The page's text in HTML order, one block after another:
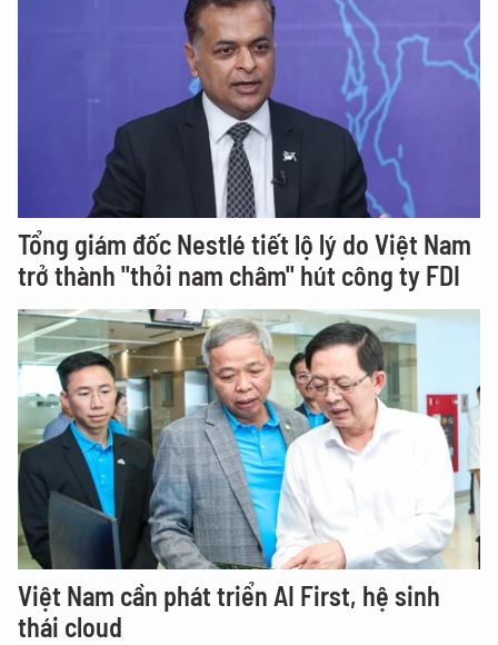
Tổng giám đốc Nestlé tiết lộ lý do Việt Nam
trở thành "thỏi nam châm" hút công ty FDI
Việt Nam cần phát triển AI First, hệ sinh
thái cloud